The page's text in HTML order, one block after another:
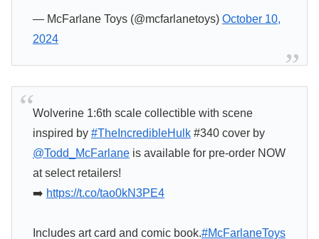
— McFarlane Toys (@mcfarlanetoys) October 10,
2024
Wolverine 1:6th scale collectible with scene
inspired by #TheIncredibleHulk#340 cover by
@Todd_McFarlaneis available for pre-order NOW
at select retailers!
➡️ https://t.co/tao0kN3PE4
Includes art card and comic book.#McFarlaneToys